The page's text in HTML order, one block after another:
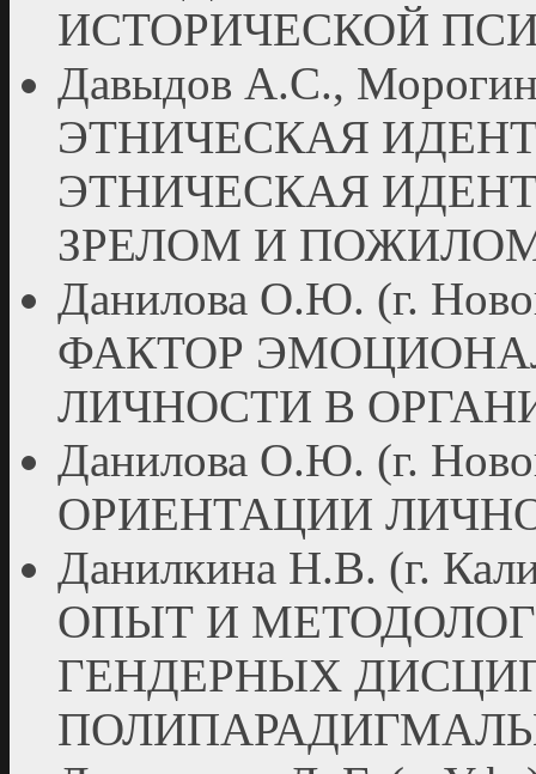
ИСТОРИЧЕСКОЙ
Давыдов А.С.,
ЭТНИЧЕСКАЯ
ЭТНИЧЕСКАЯ
ЗРЕЛОМ И
Данилова О.Ю. (г.
ФАКТОР
ЛИЧНОСТИ В
Данилова О.Ю. (г.
ОРИЕНТАЦИИ
Данилкина Н.В. (г.
ОПЫТ И
ГЕНДЕРНЫХ